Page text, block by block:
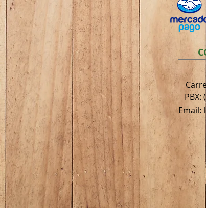
PBX:
Email: